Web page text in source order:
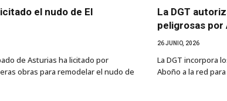
el nudo de El
de Asturias ha licitado por
obras para remodelar el nudo de
La DGT
peligrosas por
26 JUNIO, 2026
La DGT incorpora
Aboño a la red